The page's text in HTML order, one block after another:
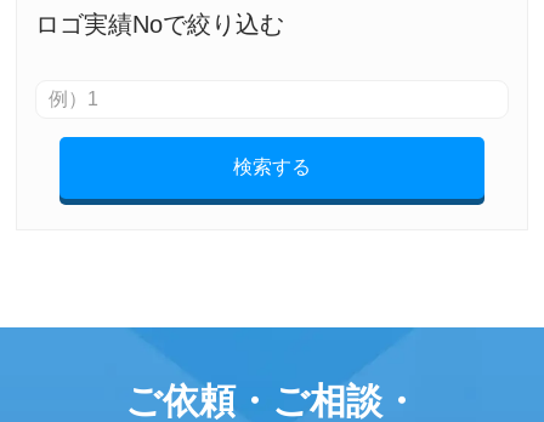
ロゴ実績Noで絞り込む
検索する
ご依頼・ご相談・